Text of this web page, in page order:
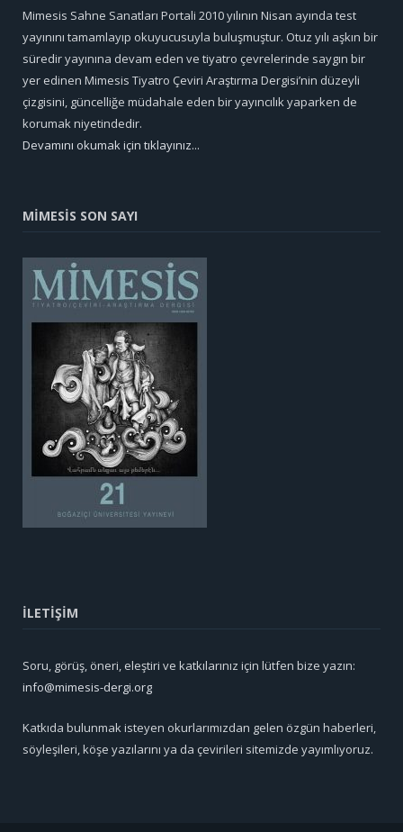
Mimesis Sahne Sanatları Portali 2010 yılının Nisan ayında test
yayınını tamamlayıp okuyucusuyla buluşmuştur. Otuz yılı aşkın bir
süredir yayınına devam eden ve tiyatro çevrelerinde saygın bir
yer edinen Mimesis Tiyatro Çeviri Araştırma Dergisi’nin düzeyli
çizgisini, güncelliğe müdahale eden bir yayıncılık yaparken de
korumak niyetindedir.
Devamını okumak için tıklayınız...
MİMESİS SON SAYI
İLETİŞİM
Soru, görüş, öneri, eleştiri ve katkılarınız için lütfen bize yazın:
info@mimesis-dergi.org
Katkıda bulunmak isteyen okurlarımızdan gelen özgün haberleri,
söyleşileri, köşe yazılarını ya da çevirileri sitemizde yayımlıyoruz.